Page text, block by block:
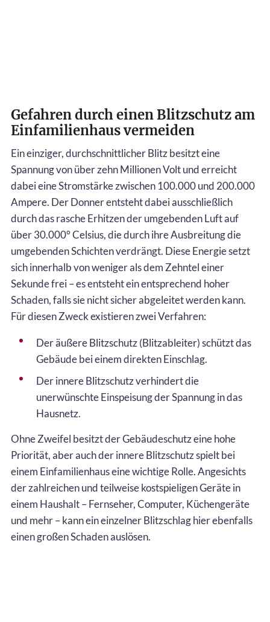
Gefahren durch einen Blitzschutz am
Einfamilienhaus vermeiden
Ein einziger, durchschnittlicher Blitz besitzt eine
Spannung von über zehn Millionen Volt und erreicht
dabei eine Stromstärke zwischen 100.000 und 200.000
Ampere. Der Donner entsteht dabei ausschließlich
durch das rasche Erhitzen der umgebenden Luft auf
über 30.000° Celsius, die durch ihre Ausbreitung die
umgebenden Schichten verdrängt. Diese Energie setzt
sich innerhalb von weniger als dem Zehntel einer
Sekunde frei – es entsteht ein entsprechend hoher
Schaden, falls sie nicht sicher abgeleitet werden kann.
Für diesen Zweck existieren zwei Verfahren:
Der äußere Blitzschutz (Blitzableiter) schützt das
Gebäude bei einem direkten Einschlag.
Der innere Blitzschutz verhindert die
unerwünschte Einspeisung der Spannung in das
Hausnetz.
Ohne Zweifel besitzt der Gebäudeschutz eine hohe
Priorität, aber auch der innere Blitzschutz spielt bei
einem Einfamilienhaus eine wichtige Rolle. Angesichts
der zahlreichen und teilweise kostspieligen Geräte in
einem Haushalt – Fernseher, Computer, Küchengeräte
und mehr – kann ein einzelner Blitzschlag hier ebenfalls
einen großen Schaden auslösen.